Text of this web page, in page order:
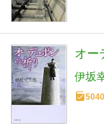
オー
伊坂